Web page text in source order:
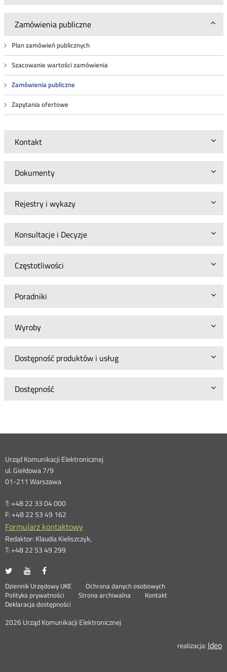
Zamówienia publiczne
Plan zamówień publicznych
Szacowanie wartości zamówienia
Zamówienia publiczne
Zapytania ofertowe
Kontakt
Dokumenty
Rejestry i wykazy
Konsultacje i Decyzje
Częstotliwości
Poradniki
Wyroby
Dostępność produktów i usług
Dostępność
Dane
kontaktowe
Urząd Komunikacji Elektronicznej
ul. Giełdowa 7/9
01-211 Warszawa
T: +48 22 33 04 000
F: +48 22 53 49 162
Formularz kontaktowy
Redaktor: Klaudia Kieliszczyk,
T: +48 22 53 49 299
UKE
portalu
Twitter
Otwórz
nowym
oknie
UKE
portalu
Youtube
Otwórz
nowym
oknie
portalu
Facebook
nowym
oknie
Stopka
menu
Dziennik Urzędowy UKE Otwórz
Ochrona danych osobowych
Polityka prywatności
Otwórz
w
oknie
Strona archiwalna
Kontakt
Deklaracja dostępności
2026 Urząd Komunikacji Elektronicznej
realizacja: Ideo